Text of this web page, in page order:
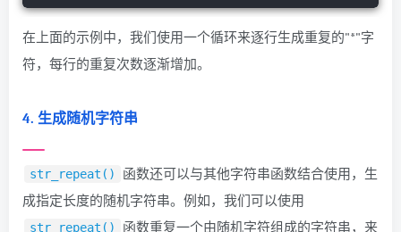
在上面的示例中，我们使用一个循环来逐行生成重复的"*"字
符，每行的重复次数逐渐增加。
4. 生成随机字符串
str_repeat()
函数还可以与其他字符串函数结合使用，生
成指定长度的随机字符串。例如，我们可以使用
str_repeat()
函数重复一个由随机字符组成的字符串，来